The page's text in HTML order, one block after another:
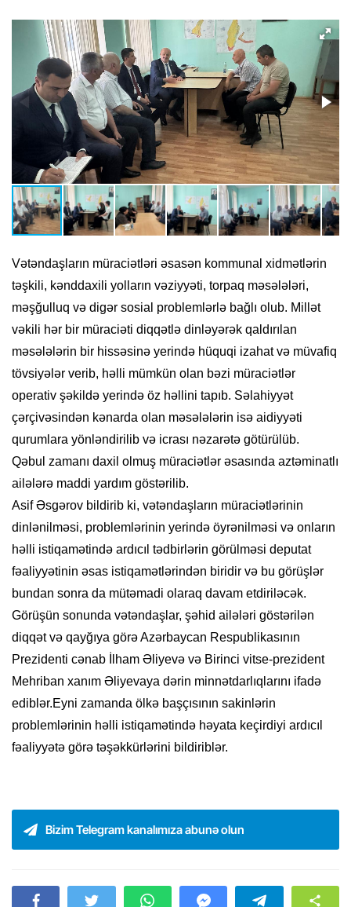
Vətəndaşların müraciətləri əsasən kommunal xidmətlərin
təşkili, kənddaxili yolların vəziyyəti, torpaq məsələləri,
məşğulluq və digər sosial problemlərlə bağlı olub. Millət
vəkili hər bir müraciəti diqqətlə dinləyərək qaldırılan
məsələlərin bir hissəsinə yerində hüquqi izahat və müvafiq
tövsiyələr verib, həlli mümkün olan bəzi müraciətlər
operativ şəkildə yerində öz həllini tapıb. Səlahiyyət
çərçivəsindən kənarda olan məsələlərin isə aidiyyəti
qurumlara yönləndirilib və icrası nəzarətə götürülüb.
Qəbul zamanı daxil olmuş müraciətlər əsasında aztəminatlı
ailələrə maddi yardım göstərilib.
Asif Əsgərov bildirib ki, vətəndaşların müraciətlərinin
dinlənilməsi, problemlərinin yerində öyrənilməsi və onların
həlli istiqamətində ardıcıl tədbirlərin görülməsi deputat
fəaliyyətinin əsas istiqamətlərindən biridir və bu görüşlər
bundan sonra da mütəmadi olaraq davam etdiriləcək.
Görüşün sonunda vətəndaşlar, şəhid ailələri göstərilən
diqqət və qayğıya görə Azərbaycan Respublikasının
Prezidenti cənab İlham Əliyevə və Birinci vitse-prezident
Mehriban xanım Əliyevaya dərin minnətdarlıqlarını ifadə
ediblər.Eyni zamanda ölkə başçısının sakinlərin
problemlərinin həlli istiqamətində həyata keçirdiyi ardıcıl
fəaliyyətə görə təşəkkürlərini bildiriblər.
Bizim Telegram kanalımıza abunə olun